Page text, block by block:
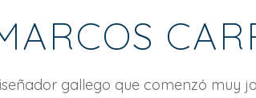
gallego que comenzó muy